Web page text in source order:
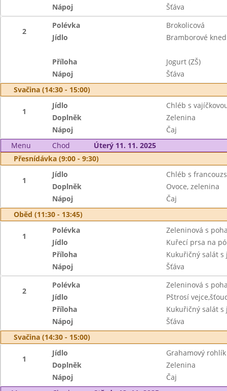
Nápoj
Šťáva
2
Polévka
Brokolicová
Jídlo
Bramborové
Příloha
Jogurt (ZŠ)
Nápoj
Šťáva
Svačina (14:30 - 15:00)
1
Jídlo
Chléb s
Doplněk
Zelenina
Nápoj
Čaj
Menu
Chod
Úterý 11. 11. 2025
Přesnídávka (9:00 - 9:30)
1
Jídlo
Chléb s
Doplněk
Ovoce, zelenina
Nápoj
Čaj
Oběd (11:30 - 13:45)
1
Polévka
Zeleninová s
Jídlo
Kuřecí prsa na
Příloha
Kukuřičný salát s
Nápoj
Šťáva
2
Polévka
Zeleninová s
Jídlo
Pštrosí
Příloha
Kukuřičný salát s
Nápoj
Šťáva
Svačina (14:30 - 15:00)
1
Jídlo
Grahamový
Doplněk
Zelenina
Nápoj
Čaj